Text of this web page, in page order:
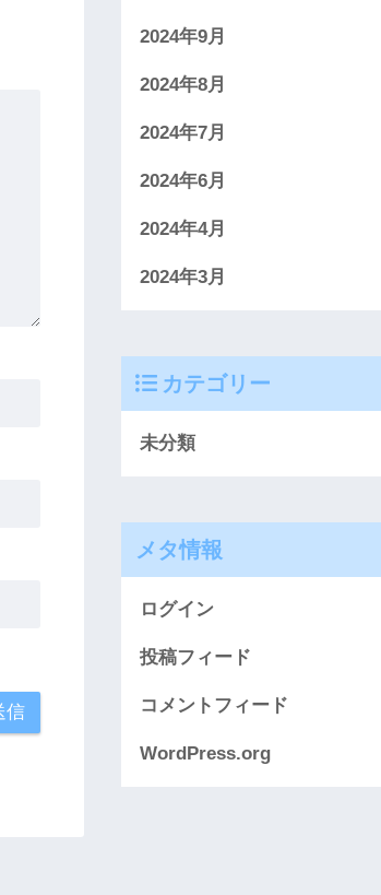
2024年9月
2024年8月
2024年7月
2024年6月
2024年4月
2024年3月
カテゴリー
未分類
メタ情報
ログイン
投稿フィード
コメントフィード
WordPress.org